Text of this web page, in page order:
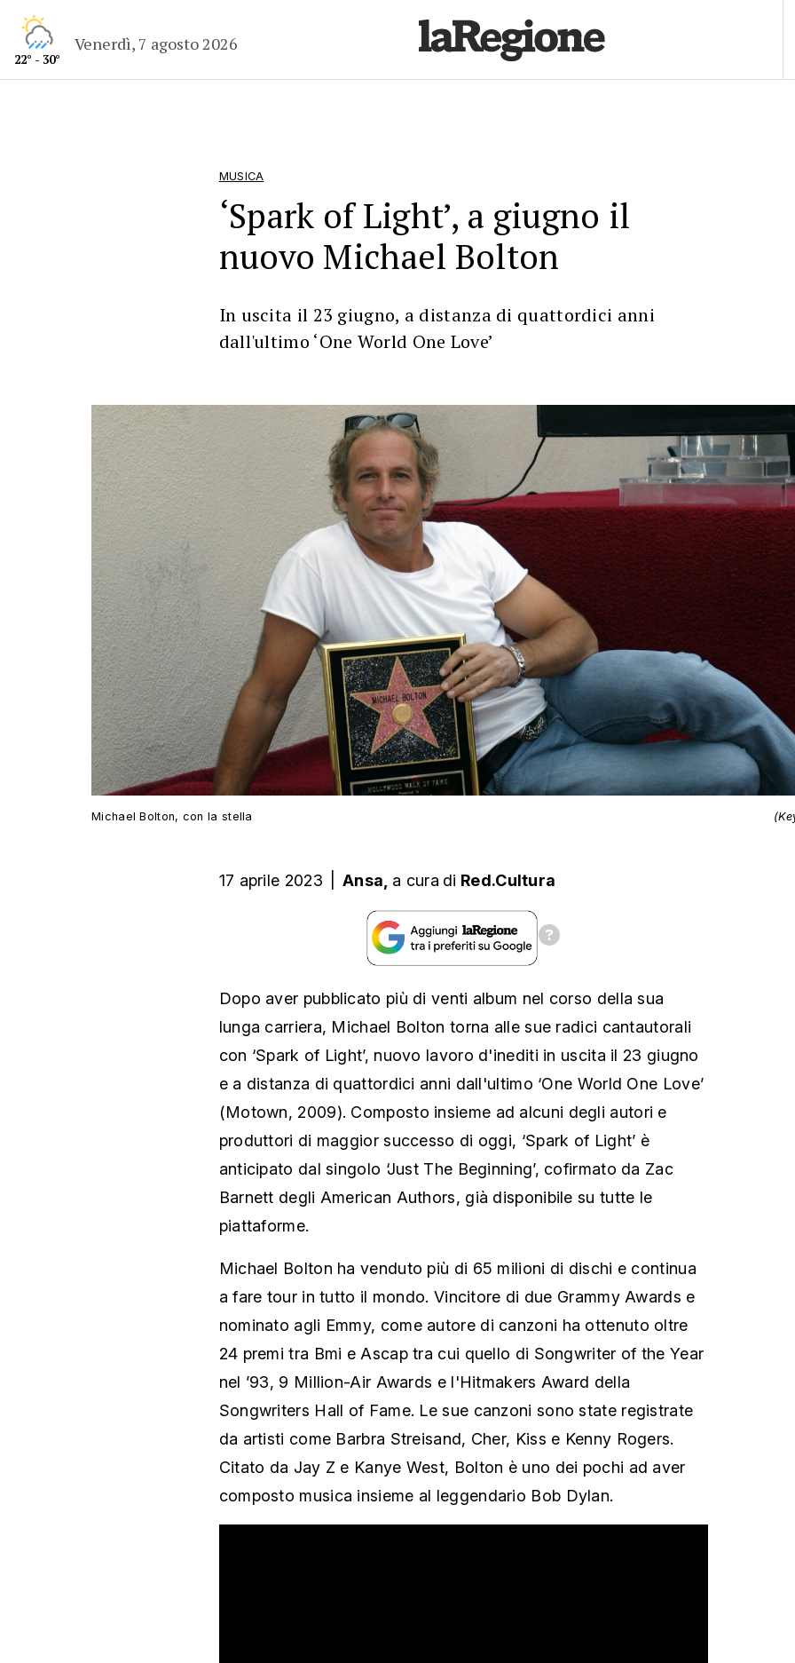
22° - 30°
Venerdì, 7 agosto 2026
MUSICA
‘Spark of Light’, a giugno il
nuovo Michael Bolton
In uscita il 23 giugno, a distanza di quattordici anni
dall'ultimo ‘One World One Love’
Michael Bolton, con la stella
17 aprile 2023 Ansa, a cura di Red.Cultura
Dopo aver pubblicato più di venti album nel corso della sua
lunga carriera, Michael Bolton torna alle sue radici cantautorali
con ‘Spark of Light’, nuovo lavoro d'inediti in uscita il 23 giugno
e a distanza di quattordici anni dall'ultimo ‘One World One Love’
(Motown, 2009). Composto insieme ad alcuni degli autori e
produttori di maggior successo di oggi, ‘Spark of Light’ è
anticipato dal singolo ‘Just The Beginning’, cofirmato da Zac
Barnett degli American Authors, già disponibile su tutte le
piattaforme.
Michael Bolton ha venduto più di 65 milioni di dischi e continua
a fare tour in tutto il mondo. Vincitore di due Grammy Awards e
nominato agli Emmy, come autore di canzoni ha ottenuto oltre
24 premi tra Bmi e Ascap tra cui quello di Songwriter of the Year
nel ’93, 9 Million-Air Awards e l'Hitmakers Award della
Songwriters Hall of Fame. Le sue canzoni sono state registrate
da artisti come Barbra Streisand, Cher, Kiss e Kenny Rogers.
Citato da Jay Z e Kanye West, Bolton è uno dei pochi ad aver
composto musica insieme al leggendario Bob Dylan.